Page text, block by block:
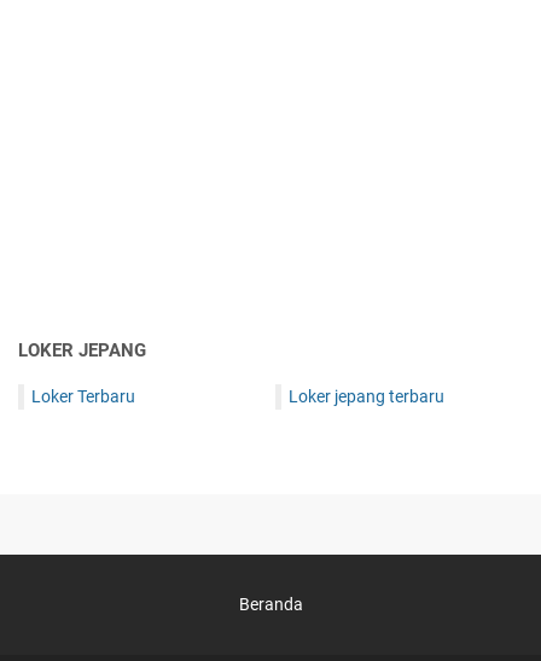
LOKER JEPANG
Loker Terbaru Loker jepang terbaru
Beranda